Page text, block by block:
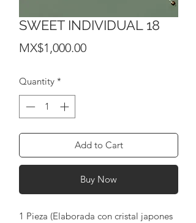
SWEET INDIVIDUAL 18
MX$1,000.00Price
Quantity *
Add to Cart
Buy Now
1 Pieza (Elaborada con cristal japones